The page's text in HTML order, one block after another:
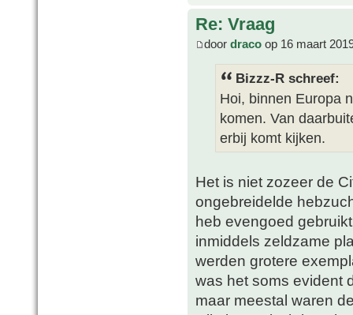
Re: Vraag
door draco op 16 maart
Bizzz-R schreef:
Hoi, binnen Europa
komen. Van
erbij komt kijken.
Het is niet zozeer de
ongebreidelde
heb evengoed
inmiddels zeldzame
werden grotere
was het soms evident
maar meestal waren